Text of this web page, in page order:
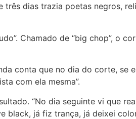
dias trazia poetas negros,
Chamado de “big chop”, o
conta que no dia do corte, se
com ela mesma”.
“No dia seguinte vi que
black, já fiz trança, já deixei